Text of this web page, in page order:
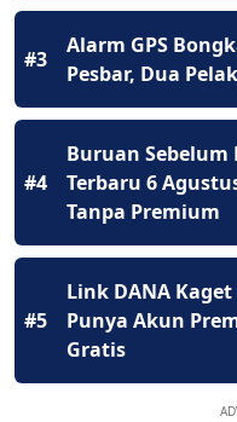
#3
Alarm GPS
Pesbar, Dua
#4
Buruan Sebelum
Terbaru 6
Tanpa Premium
#5
Link DANA
Punya Akun
Gratis